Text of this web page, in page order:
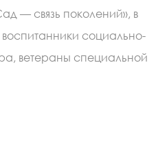
— связь поколений», в
социально-
ветераны специальной